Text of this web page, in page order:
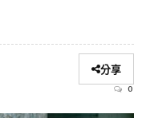
分享
0